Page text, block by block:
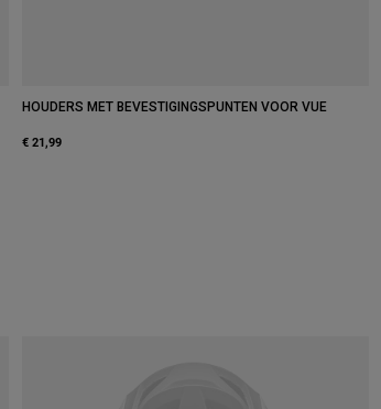
HOUDERS MET BEVESTIGINGSPUNTEN VOOR VUE
€ 21,99